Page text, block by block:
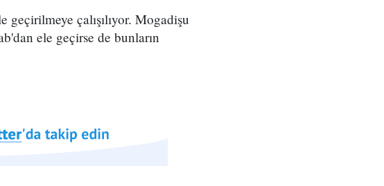
çalışılıyor. Mogadişu
ele geçirse de bunların